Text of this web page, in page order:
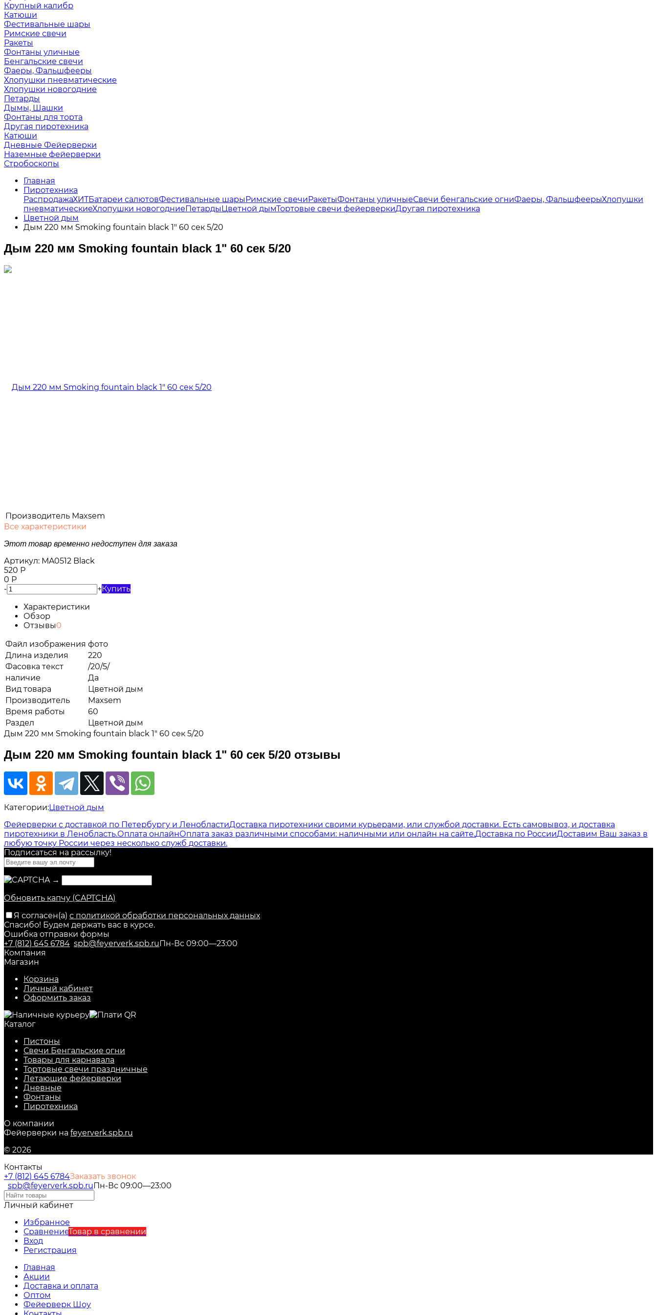
Крупный калибр
Катюши
Фестивальные шары
Римские свечи
Ракеты
Фонтаны уличные
Бенгальские свечи
Фаеры, Фальшфееры
Хлопушки пневматические
Хлопушки новогодние
Петарды
Дымы, Шашки
Фонтаны для торта
Другая пиротехника
Катюши
Дневные Фейерверки
Наземные фейерверки
Стробоскопы
Главная
Пиротехника
РаспродажаХИТБатареи салютовФестивальные шарыРимские свечиРакетыФонтаны уличныеСвечи бенгальские огниФаеры, ФальшфеерыХлопушки
пневматическиеХлопушки новогодниеПетардыЦветной дымТортовые свечи фейерверкиДругая пиротехника
Цветной дым
Дым 220 мм Smoking fountain black 1" 60 сек 5/20
Дым 220 мм Smoking fountain black 1" 60 сек 5/20
Производитель Maxsem
Все характеристики
Этот товар временно недоступен для заказа
Артикул: MA0512 Black
520 Р
0 Р
-
+Купить
Характеристики
Обзор
Отзывы0
Файл изображения фото
Длина изделия
220
Фасовка текст
/20/5/
наличие
Да
Вид товара
Цветной дым
Производитель
Maxsem
Время работы
60
Раздел
Цветной дым
Дым 220 мм Smoking fountain black 1" 60 сек 5/20
Дым 220 мм Smoking fountain black 1" 60 сек 5/20 отзывы
Категории:Цветной дым
Фейерверки с доставкой по Петербургу и ЛенобластиДоставка пиротехники своими курьерами, или службой доставки. Есть самовывоз, и доставка
пиротехники в Ленобласть.Оплата онлайнОплата заказ различными способами: наличными или онлайн на сайте.Доставка по РоссииДоставим Ваш заказ в
любую точку России через несколько служб доставки.
Подписаться на рассылкy!
→
Обновить капчу (CAPTCHA)
Я согласен(a) с политикой обработки персональных данных
Спасибо! Будем держать вас в курсе.
Ошибка отправки формы
+7 (812) 645 6784 spb@feyerverk.spb.ruПн-Вс 09:00—23:00
Компания
Магазин
Корзина
Личный кабинет
Оформить заказ
Каталог
Пистоны
Свечи Бенгальские огни
Товары для карнавала
Тортовые свечи праздничные
Летающие фейерверки
Дневные
Фонтаны
Пиротехника
О компании
Фейерверки на feyerverk.spb.ru
© 2026
Контакты
+7 (812) 645 6784Заказать звонок
spb@feyerverk.spb.ruПн-Вс 09:00—23:00
Личный кабинет
Избранное
СравнениеТовар в сравнении
Вход
Регистрация
Главная
Акции
Доставка и оплата
Оптом
Фейерверк Шоу